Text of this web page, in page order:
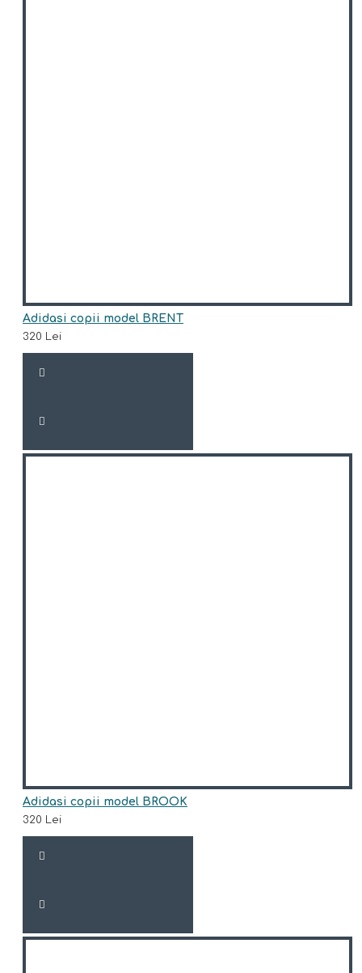
Adidasi copii model BRENT
320 Lei
Adidasi copii model BROOK
320 Lei